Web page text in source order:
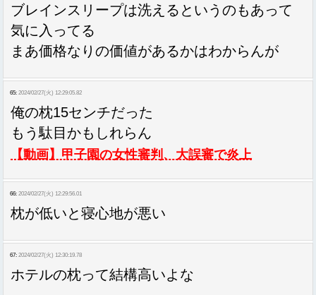
ブレインスリープは洗えるというのもあって
気に入ってる
まあ価格なりの価値があるかはわからんが
65: 2024/02/27(火) 12:29:05.82
俺の枕15センチだった
もう駄目かもしれらん
【動画】甲子園の女性審判、大誤審で炎上
66: 2024/02/27(火) 12:29:56.01
枕が低いと寝心地が悪い
67: 2024/02/27(火) 12:30:19.78
ホテルの枕って結構高いよな